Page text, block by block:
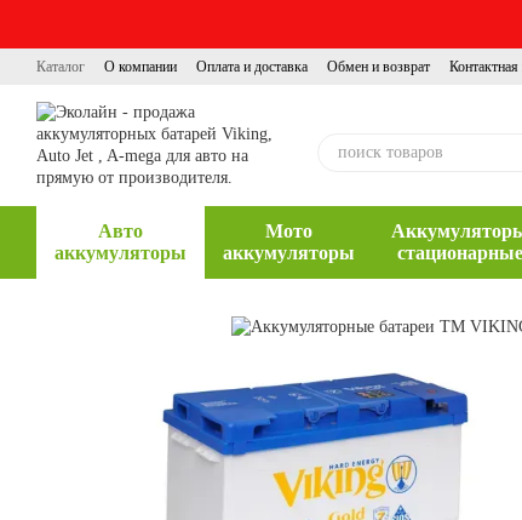
Каталог О компании Оплата и доставка Обмен и возврат
Авто
аккумуляторы
Мото
аккумуляторы
стационарные